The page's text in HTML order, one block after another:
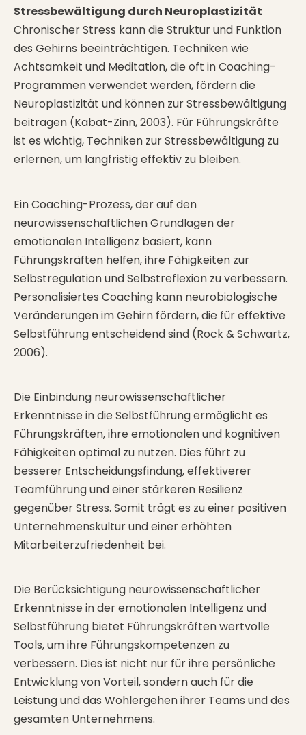
Stressbewältigung durch Neuroplastizität
Chronischer Stress kann die Struktur und Funktion
des Gehirns beeinträchtigen. Techniken wie
Achtsamkeit und Meditation, die oft in Coaching-
Programmen verwendet werden, fördern die
Neuroplastizität und können zur Stressbewältigung
beitragen (Kabat-Zinn, 2003). Für Führungskräfte
ist es wichtig, Techniken zur Stressbewältigung zu
erlernen, um langfristig effektiv zu bleiben.
Ein Coaching-Prozess, der auf den
neurowissenschaftlichen Grundlagen der
emotionalen Intelligenz basiert, kann
Führungskräften helfen, ihre Fähigkeiten zur
Selbstregulation und Selbstreflexion zu verbessern.
Personalisiertes Coaching kann neurobiologische
Veränderungen im Gehirn fördern, die für effektive
Selbstführung entscheidend sind (Rock & Schwartz,
2006).
Die Einbindung neurowissenschaftlicher
Erkenntnisse in die Selbstführung ermöglicht es
Führungskräften, ihre emotionalen und kognitiven
Fähigkeiten optimal zu nutzen. Dies führt zu
besserer Entscheidungsfindung, effektiverer
Teamführung und einer stärkeren Resilienz
gegenüber Stress. Somit trägt es zu einer positiven
Unternehmenskultur und einer erhöhten
Mitarbeiterzufriedenheit bei.
Die Berücksichtigung neurowissenschaftlicher
Erkenntnisse in deremotionalen Intelligenz und
Selbstführung bietet Führungskräften wertvolle
Tools, um ihre Führungskompetenzen zu
verbessern. Dies ist nicht nur für ihre persönliche
Entwicklung von Vorteil, sondern auch für die
Leistung und das Wohlergehen ihrer Teams und des
gesamten Unternehmens.